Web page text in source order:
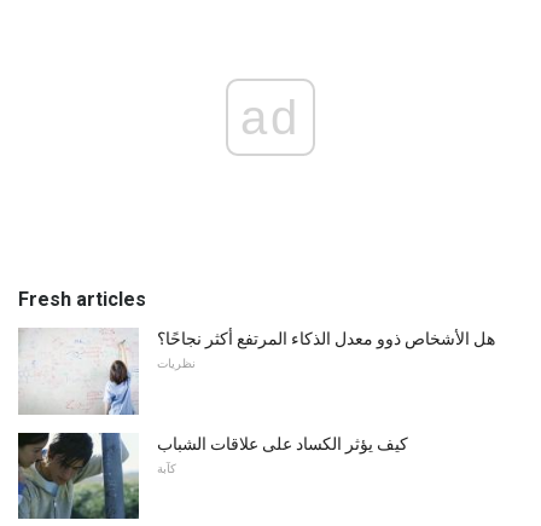
ad
Fresh articles
هل الأشخاص ذوو معدل الذكاء المرتفع أكثر نجاحًا؟
نظريات
كيف يؤثر الكساد على علاقات الشباب
كآبة